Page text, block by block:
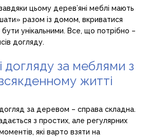
цьому дерев’яні меблі мають
разом із домом, вкриватися
унікальними. Все, що потрібно –
догляду.
догляду за меблями з
житті
за деревом – справа складна.
з простих, але регулярних
які варто взяти на